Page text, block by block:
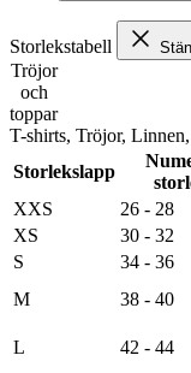
Storlekstabell
Tröjor
och
toppar
T-shirts, Tröjor,
Storlekslapp
XXS
26 - 28
XS
30 - 32
S
34 - 36
M
38 - 40
L
42 - 44